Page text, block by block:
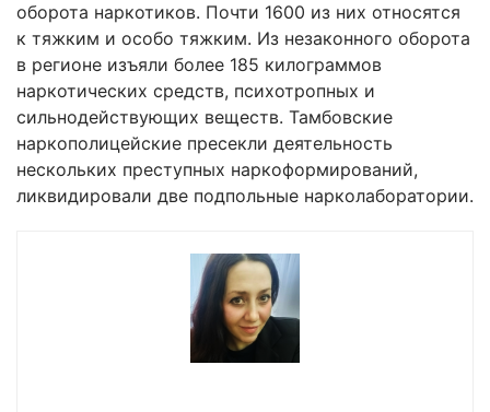
оборота наркотиков. Почти 1600 из них относятся
к тяжким и особо тяжким. Из незаконного оборота
в регионе изъяли более 185 килограммов
наркотических средств, психотропных и
сильнодействующих веществ. Тамбовские
наркополицейские пресекли деятельность
нескольких преступных наркоформирований,
ликвидировали две подпольные нарколаборатории.